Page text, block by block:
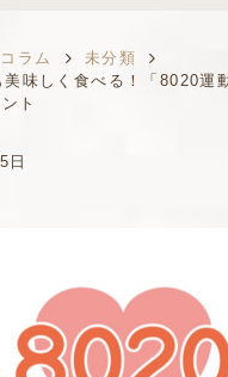
ラム
未分類
味しく食べる！「8020運
ト
日